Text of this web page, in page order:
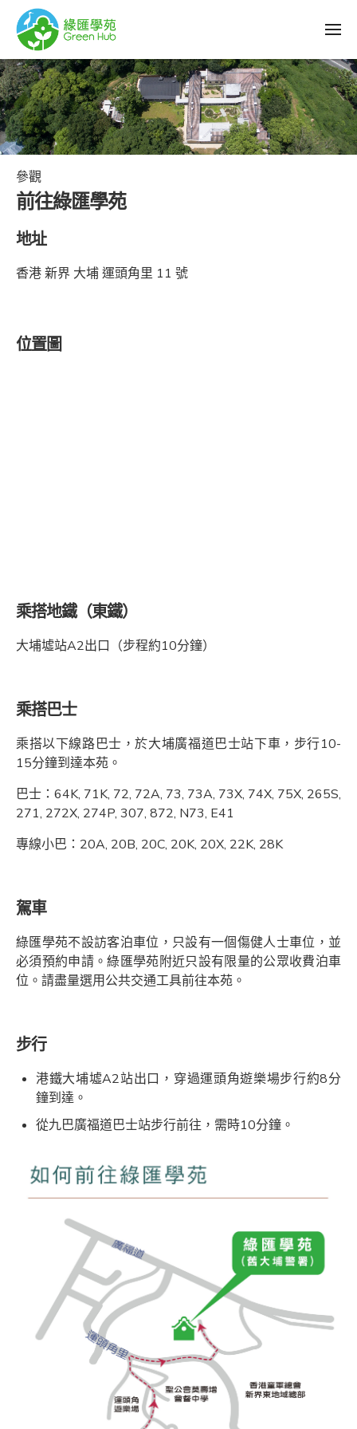
參觀
前往綠匯學苑
地址
香港 新界 大埔 運頭角里 11 號
位置圖
乘搭地鐵（東鐵）
大埔墟站A2出口（步程約10分鐘）
乘搭巴士
乘搭以下線路巴士，於大埔廣福道巴士站下車，步行10-
15分鐘到達本苑。
巴士：64K, 71K, 72, 72A, 73, 73A, 73X, 74X, 75X, 265S,
271, 272X, 274P, 307, 872, N73, E41
專線小巴：20A, 20B, 20C, 20K, 20X, 22K, 28K
駕車
綠匯學苑不設訪客泊車位，只設有一個傷健人士車位，並
必須預約申請。綠匯學苑附近只設有限量的公眾收費泊車
位。請盡量選用公共交通工具前往本苑。
步行
港鐵大埔墟A2站出口，穿過運頭角遊樂場步行約8分
鐘到達。
從九巴廣福道巴士站步行前往，需時10分鐘。